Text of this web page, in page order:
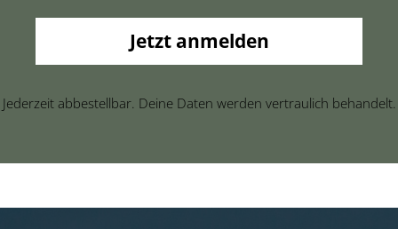
Jetzt anmelden
Jederzeit abbestellbar. Deine Daten werden vertraulich behandelt.